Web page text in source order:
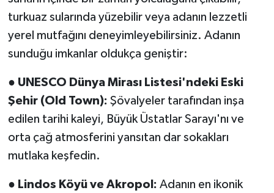
turkuaz sularında yüzebilir veya adanın lezzetli
yerel mutfağını deneyimleyebilirsiniz. Adanın
sunduğu imkanlar oldukça geniştir:
● UNESCO Dünya Mirası Listesi'ndeki Eski
Şehir (Old Town): Şövalyeler tarafından inşa
edilen tarihi kaleyi, Büyük Üstatlar Sarayı'nı ve
orta çağ atmosferini yansıtan dar sokakları
mutlaka keşfedin.
● Lindos Köyü ve Akropol: Adanın en ikonik